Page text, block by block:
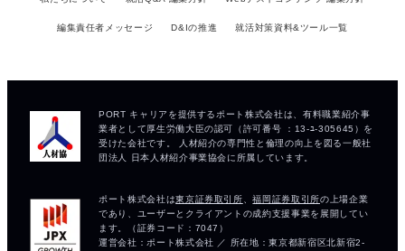
編集責任者メッセージ D&Iの推進 就活対策資料&ツール一覧